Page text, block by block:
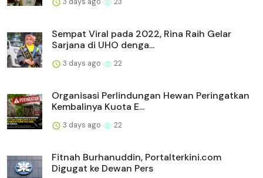
Sempat Viral pada 2022, Rina Raih Gelar
Sarjana di UHO denga...
3 days ago 22
Organisasi Perlindungan Hewan Peringatkan
Kembalinya Kuota E...
3 days ago 22
Fitnah Burhanuddin, Portalterkini.com
Digugat ke Dewan Pers